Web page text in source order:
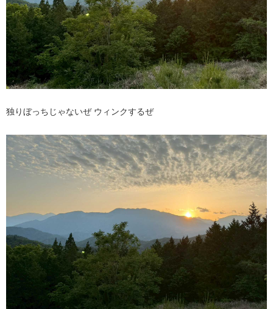
独りぼっちじゃないぜ ウィンクするぜ